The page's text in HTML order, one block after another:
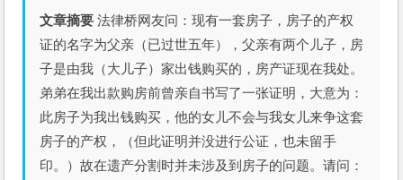
文章摘要 法律桥网友问：现有一套房子，房子的产权
证的名字为父亲（已过世五年），父亲有两个儿子，房
子是由我（大儿子）家出钱购买的，房产证现在我处。
弟弟在我出款购房前曾亲自书写了一张证明，大意为：
此房子为我出钱购买，他的女儿不会与我女儿来争这套
房子的产权，（但此证明并没进行公证，也未留手
印。）故在遗产分割时并未涉及到房子的问题。请问：